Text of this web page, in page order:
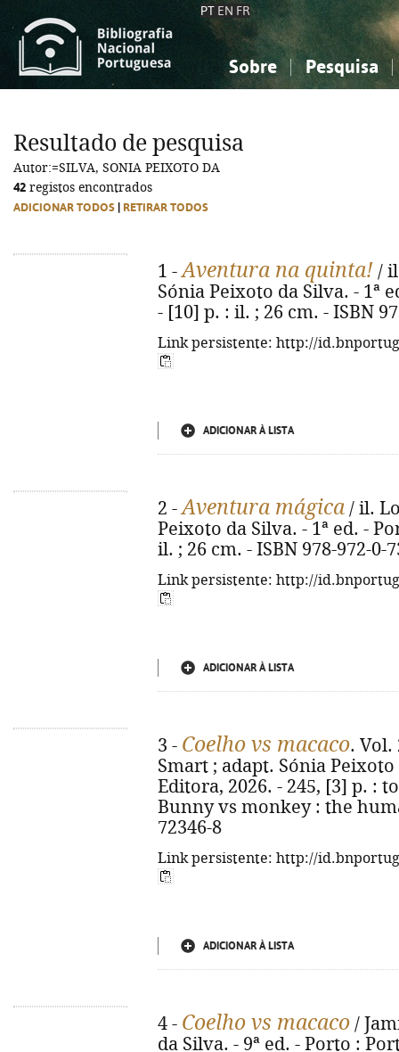
PT EN FR
Sobre Pesquisa
Ciências sociais...
Ciências sociais...
Resultado de pesquisa
Autor:=SILVA, SONIA PEIXOTO DA
42 registos encontrados
ADICIONAR TODOS RETIRAR TODOS
1 -Aventura na quinta! /
Sónia Peixoto da Silva. - 1ª
- [10] p. : il. ; 26 cm. - ISBN
Link persistente: http://
ADICIONAR À LISTA
2 -Aventura mágica / il.
Peixoto da Silva. - 1ª ed. -
il. ; 26 cm. - ISBN 978-972-0-
Link persistente: http://
ADICIONAR À LISTA
3 - Coelho vs macaco. Vol.
Smart ; adapt. Sónia
Editora, 2026. - 245, [3] p. :
Bunny vs monkey : the
72346-8
Link persistente: http://
ADICIONAR À LISTA
4 - Coelho vs macaco /
da Silva. - 9ª ed. - Porto :